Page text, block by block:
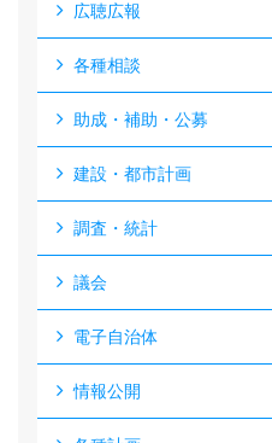
広聴広報
各種相談
助成・補助・公募
建設・都市計画
調査・統計
議会
電子自治体
情報公開